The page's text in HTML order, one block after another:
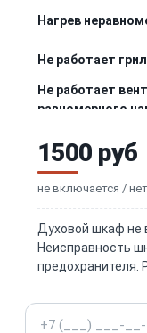
Нагрев
Не работает
Не работает
равномерного
датчик)
Перегрев /
Не работает
программы
Не открывается
дверца (петли)
наружное)
Износ /
1500 руб
не включается /
Духовой шкаф не
Неисправность
предохранителя.
Телефон